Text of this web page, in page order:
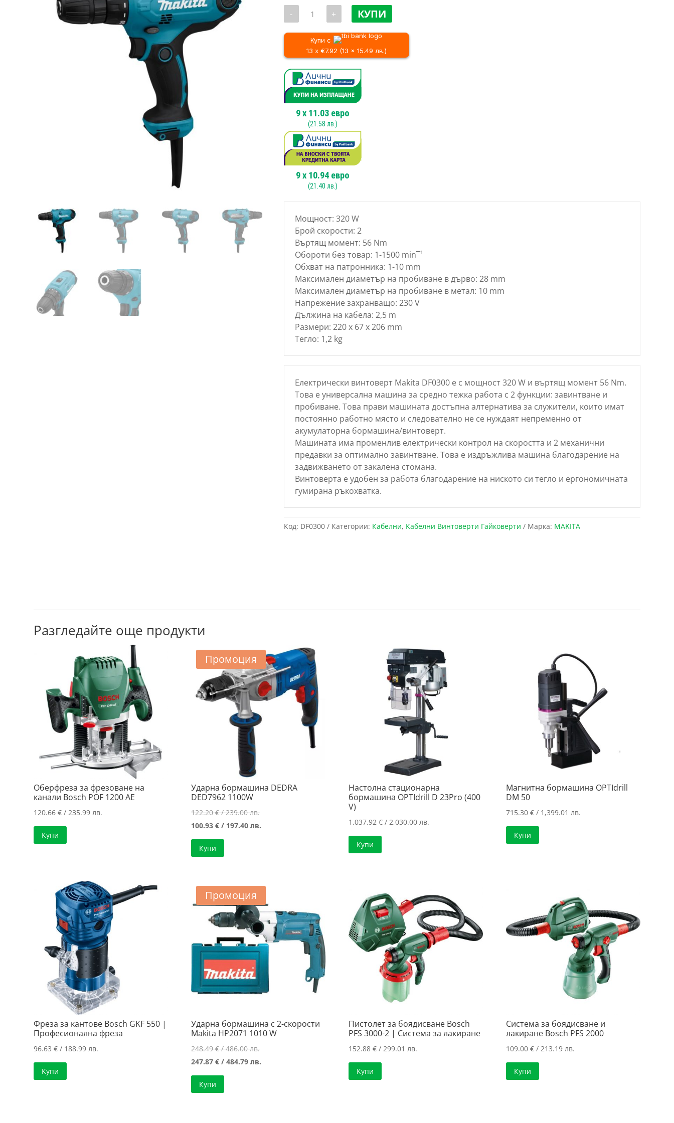
/
186.00 лв..
- количество
Електрически
винтоверт
Makita
DF0300,
320
+ КУПИ
Купи с
13 x €7.92 (13 x 15.49 лв.)
9x 11.03евро
(21.58 лв.)
9x 10.94евро
(21.40 лв.)
Мощност: 320 W
Брой скорости: 2
Въртящ момент: 56 Nm
Обороти без товар: 1-1500 min¯¹
Обхват на патронника: 1-10 mm
Максимален диаметър на пробиване в дърво: 28 mm
Максимален диаметър на пробиване в метал: 10 mm
Напрежение захранващо: 230 V
Дължина на кабела: 2,5 m
Размери: 220 х 67 х 206 mm
Тегло: 1,2 kg
Електрически винтоверт Makita DF0300 е с мощност 320 W и въртящ момент 56 Nm.
Това е универсална машина за средно тежка работа с 2 функции: завинтване и
пробиване. Това прави машината достъпна алтернатива за служители, които имат
постоянно работно място и следователно не се нуждаят непременно от
акумулаторна бормашина/винтоверт.
Машината има променлив електрически контрол на скоростта и 2 механични
предавки за оптимално завинтване. Това е издръжлива машина благодарение на
задвижването от закалена стомана.
Винтоверта е удобен за работа благодарение на ниското си тегло и ергономичната
гумирана ръкохватка.
Код: DF0300 Категории: Кабелни, Кабелни Винтоверти Гайковерти Марка: MAKITA
Разгледайте още продукти
Оберфреза за фрезоване на
канали Bosch POF 1200 AE
120.66€ / 235.99 лв.
Купи
Промоция
Ударна бормашина DEDRA
DED7962 1100W
122.20€/ 239.00 лв.Original
price
100.93€ / 197.40 лв.
197.40 лв..
Купи
Настолна стационарна
бормашина OPTIdrill D 23Pro (400
V)
1,037.92 €/ 2,030.00 лв.
Купи
Магнитна бормашина OPTIdrill
DM 50
715.30 €/ 1,399.01 лв.
Купи
Фреза за кантове Bosch GKF 550 |
Професионална фреза
96.63€ / 188.99 лв.
Купи
Промоция
Ударна бормашина с 2-скорости
Makita HP2071 1010 W
248.49€/ 486.00 лв.Original
price
247.87€ / 484.79 лв.
Купи
Пистолет за боядисване Bosch
PFS 3000-2 | Система за лакиране
152.88 €/ 299.01 лв.
Купи
Система за боядисване и
лакиране Bosch PFS 2000
109.00 €/ 213.19 лв.
Купи